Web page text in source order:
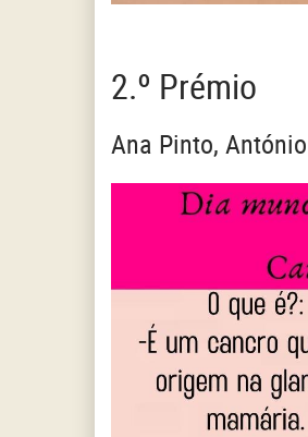
2.º Prémio
Ana Pinto,